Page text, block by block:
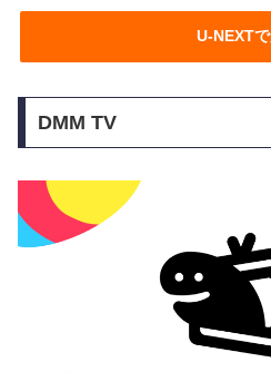
U-NEXT
DMM TV